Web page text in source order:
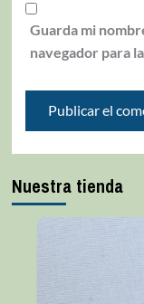
Guarda mi
navegador para
Nuestra tienda